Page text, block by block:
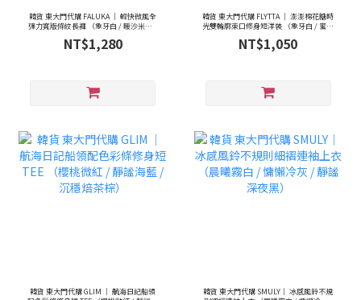
韓貨 東大門代購 FALUKA ｜ 輕快微風全
彈力寬版條紋長褲 （象牙白 / 暖沙米色 /
森林綠色 / 碳焦灰色）
NT$1,280
韓貨 東大門代購 FLYTTA ｜ 澎澎棉花糖時
光雙輪廓束口修身短洋裝 （象牙白 / 蜜絲
米色 / 曜石黑色）
NT$1,050
韓貨 東大門代購 GLIM ｜ 航海日記船領
韓貨 東大門代購 SMULY｜ 冰感風鈴不規